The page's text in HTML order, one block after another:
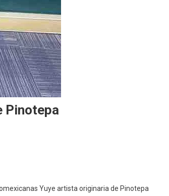
Pinotepa
Yuye artista originaria de Pinotepa